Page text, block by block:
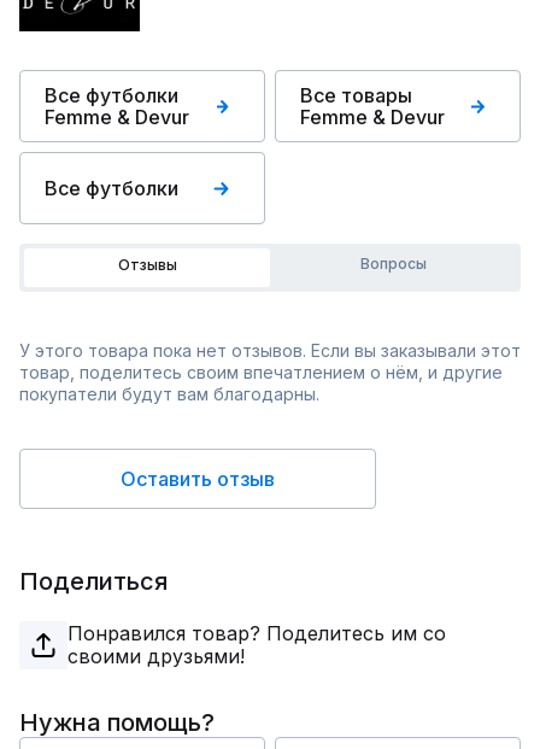
Все футболки
Femme & Devur
Все товары
Femme & Devur
Все футболки
Отзывы Вопросы
У этого товара пока нет отзывов. Если вы заказывали этот
товар, поделитесь своим впечатлением о нём, и другие
покупатели будут вам благодарны.
Оставить отзыв
Поделиться
Понравился товар? Поделитесь им со
своими друзьями!
Нужна помощь?